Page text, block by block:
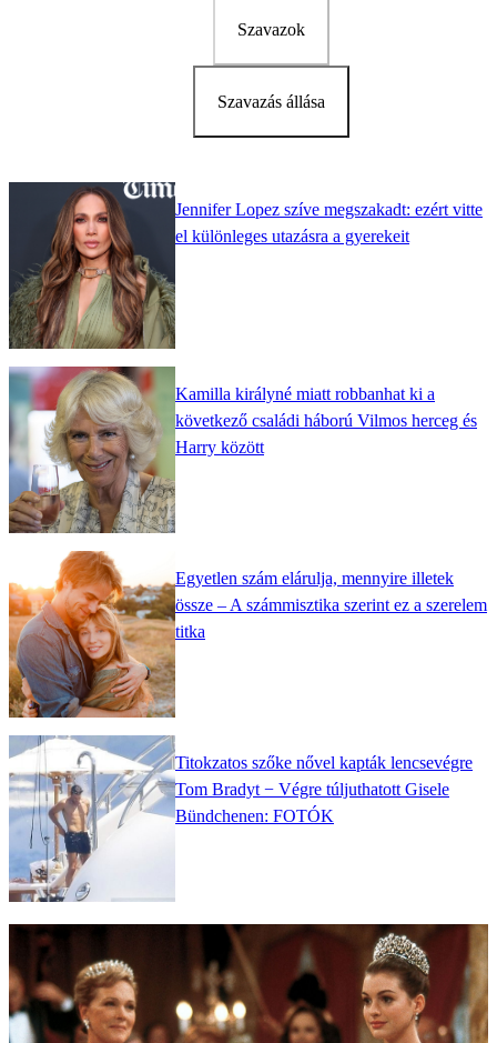
Szavazok
Szavazás állása
Jennifer Lopez szíve megszakadt: ezért vitte
el különleges utazásra a gyerekeit
Kamilla királyné miatt robbanhat ki a
következő családi háború Vilmos herceg és
Harry között
Egyetlen szám elárulja, mennyire illetek
össze – A számmisztika szerint ez a szerelem
titka
Titokzatos szőke nővel kapták lencsevégre
Tom Bradyt − Végre túljuthatott Gisele
Bündchenen: FOTÓK